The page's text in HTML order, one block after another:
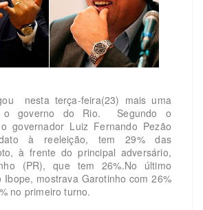
nesta terça-feira(23) mais uma
o governo do Rio. Segundo o
governador Luiz Fernando Pezão
à reeleição, tem 29% das
à frente do principal adversário,
(PR), que tem 26%.No último
Ibope, mostrava Garotinho com 26%
no primeiro turno.